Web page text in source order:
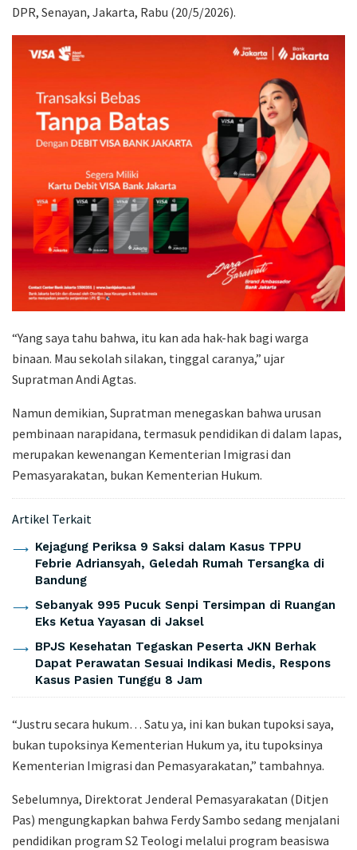
DPR, Senayan, Jakarta, Rabu (20/5/2026).
“Yang saya tahu bahwa, itu kan ada hak-hak bagi warga
binaan. Mau sekolah silakan, tinggal caranya,” ujar
Supratman Andi Agtas.
Namun demikian, Supratman menegaskan bahwa urusan
pembinaan narapidana, termasuk pendidikan di dalam lapas,
merupakan kewenangan Kementerian Imigrasi dan
Pemasyarakatan, bukan Kementerian Hukum.
Artikel Terkait
Kejagung Periksa 9 Saksi dalam Kasus TPPU
Febrie Adriansyah, Geledah Rumah Tersangka di
Bandung
Sebanyak 995 Pucuk Senpi Tersimpan di Ruangan
Eks Ketua Yayasan di Jaksel
BPJS Kesehatan Tegaskan Peserta JKN Berhak
Dapat Perawatan Sesuai Indikasi Medis, Respons
Kasus Pasien Tunggu 8 Jam
“Justru secara hukum… Satu ya, ini kan bukan tupoksi saya,
bukan tupoksinya Kementerian Hukum ya, itu tupoksinya
Kementerian Imigrasi dan Pemasyarakatan,” tambahnya.
Sebelumnya, Direktorat Jenderal Pemasyarakatan (Ditjen
Pas) mengungkapkan bahwa Ferdy Sambo sedang menjalani
pendidikan program S2 Teologi melalui program beasiswa